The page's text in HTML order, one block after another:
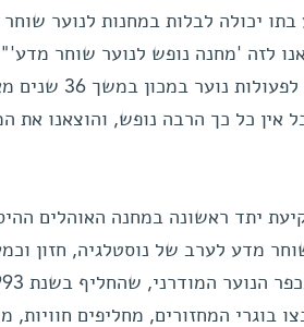
יכולה לבלות במחנות לנוער שוחר
לזה 'מחנה נופש לנוער שוחר
רשפון, מנהל המחנה, ומי שהקים וניהל את היחידה
כל כך הרבה נופש, והוצאנו את
שנים אחרי אותה תקיעת יתד ראשונה במחנה
לנוער שוחר מדע לערב של נוסטלגיה, חזון
בוגרי המחזורים, מחליפים חוויות,